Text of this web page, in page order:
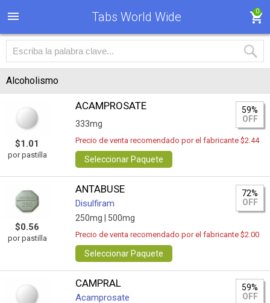
Tabs World Wide 0
Alcoholismo
$1.01
por pastilla
ACAMPROSATE
333mg
59%
OFF
Precio de venta recomendado por el fabricante $2.44
Seleccionar Paquete
$0.56
por pastilla
ANTABUSE
Disulfiram
250mg | 500mg
72%
OFF
Precio de venta recomendado por el fabricante $2.00
Seleccionar Paquete
CAMPRAL
Acamprosate
59%
OFF